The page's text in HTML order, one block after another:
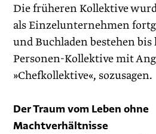
Die früheren Kollektive
als Einzelunternehmen
und Buchladen bestehen bis
Personen-Kollektive mit
»Chefkollektive«, sozusagen.
Der Traum vom Leben ohne
Machtverhältnisse